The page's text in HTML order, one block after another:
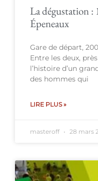
La dégustation :
Épeneaux
Gare de départ,
Entre les deux,
l’histoire d’un
des hommes qui
LIRE PLUS »
masteroff 28 mars